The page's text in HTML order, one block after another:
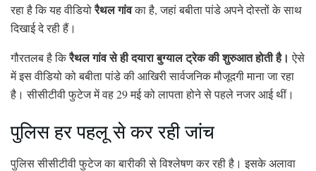
रहा है कि यह वीडियोरैथल गांवका है, जहां बबीता पांडे अपने दोस्तों के साथ
दिखाई दे रही हैं।
गौरतलब है किरैथल गांव से ही दयारा बुग्याल ट्रेक की शुरुआत होती है। ऐसे
में इस वीडियो को बबीता पांडे की आखिरी सार्वजनिक मौजूदगी माना जा रहा
है। सीसीटीवी फुटेज में वह 29 मई को लापता होने से पहले नजर आई थीं।
पुलिस हर पहलू से कर रही जांच
पुलिस सीसीटीवी फुटेज का बारीकी से विश्लेषण कर रही है। इसके अलावा